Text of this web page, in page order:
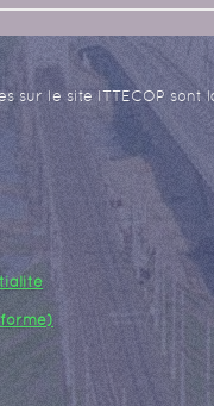
sur le site ITTECOP